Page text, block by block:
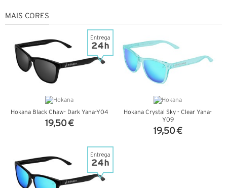
MAIS CORES
Hokana Black Chaw- Dark Yana-Y04
19,50 €
Hokana Crystal Sky - Clear Yana-
Y09
19,50 €